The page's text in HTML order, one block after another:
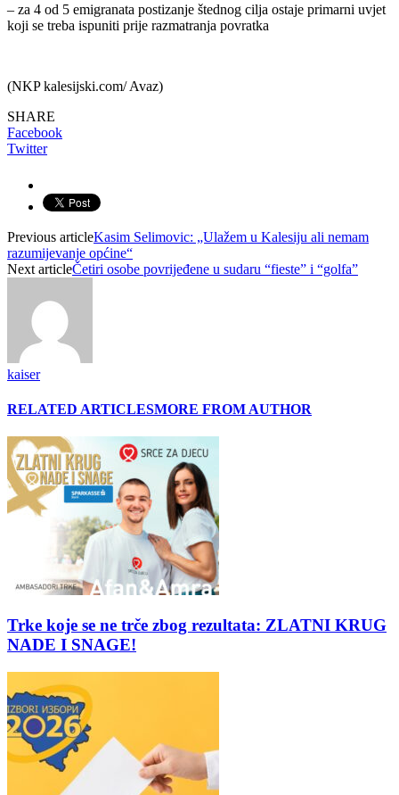
– za 4 od 5 emigranata postizanje štednog cilja ostaje primarni uvjet
koji se treba ispuniti prije razmatranja povratka
(NKP kalesijski.com/ Avaz)
SHARE
Facebook
Twitter
Previous articleKasim Selimovic: „Ulažem u Kalesiju ali nemam
razumijevanje općine“
Next articleČetiri osobe povrijeđene u sudaru “fieste” i “golfa”
kaiser
RELATED ARTICLESMORE FROM AUTHOR
Trke koje se ne trče zbog rezultata: ZLATNI KRUG
NADE I SNAGE!